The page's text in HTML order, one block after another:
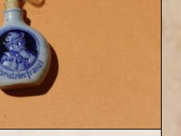
Flasche
klein |
Allerlei
Allerlei